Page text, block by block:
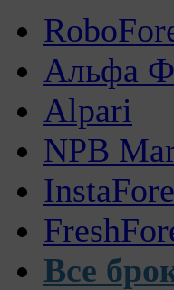
Альфа
Alpari
NPB
Все